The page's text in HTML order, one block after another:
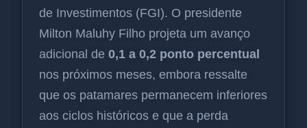
de Investimentos (FGI). O presidente
Milton Maluhy Filho projeta um avanço
adicional de 0,1 a 0,2 ponto percentual
nos próximos meses, embora ressalte
que os patamares permanecem inferiores
aos ciclos históricos e que a perda